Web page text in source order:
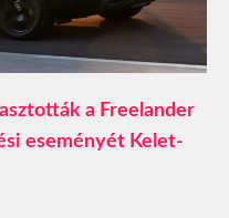
a Freelander
eseményét Kelet-